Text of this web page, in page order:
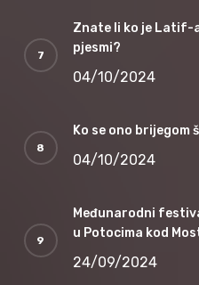
Znate li ko je Latif-
pjesmi?
04/10/2024
Ko se ono brijegom
04/10/2024
Međunarodni
u Potocima kod
24/09/2024